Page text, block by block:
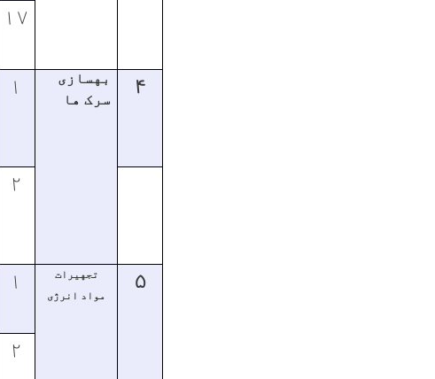
۱۷
۴
بهسازی
سرک ها
۱
۲
۵
تجهیرات
مواد انرژی
۱
۲